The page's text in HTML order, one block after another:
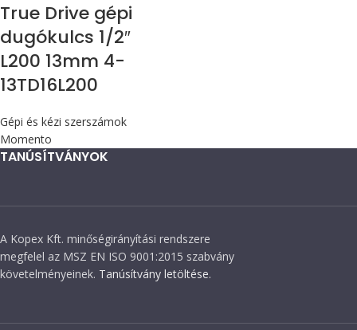
True Drive gépi
dugókulcs 1/2″
L200 13mm 4-
13TD16L200
Gépi és kézi szerszámok
Momento
TANÚSÍTVÁNYOK
A Kopex Kft. minőségirányítási rendszere
megfelel az MSZ EN ISO 9001:2015 szabvány
követelményeinek. Tanúsítvány letöltése.